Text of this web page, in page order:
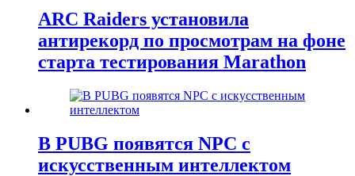
ARC Raiders установила
антирекорд по просмотрам на фоне
старта тестирования Marathon
В PUBG появятся NPC с
искусственным интеллектом